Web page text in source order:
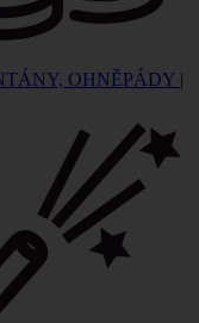
OHNĚPÁDY |